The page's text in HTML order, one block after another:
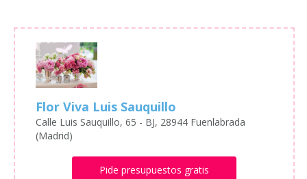
Flor Viva Luis Sauquillo
Calle Luis Sauquillo, 65 - BJ, 28944 Fuenlabrada
(Madrid)
Pide presupuestos gratis